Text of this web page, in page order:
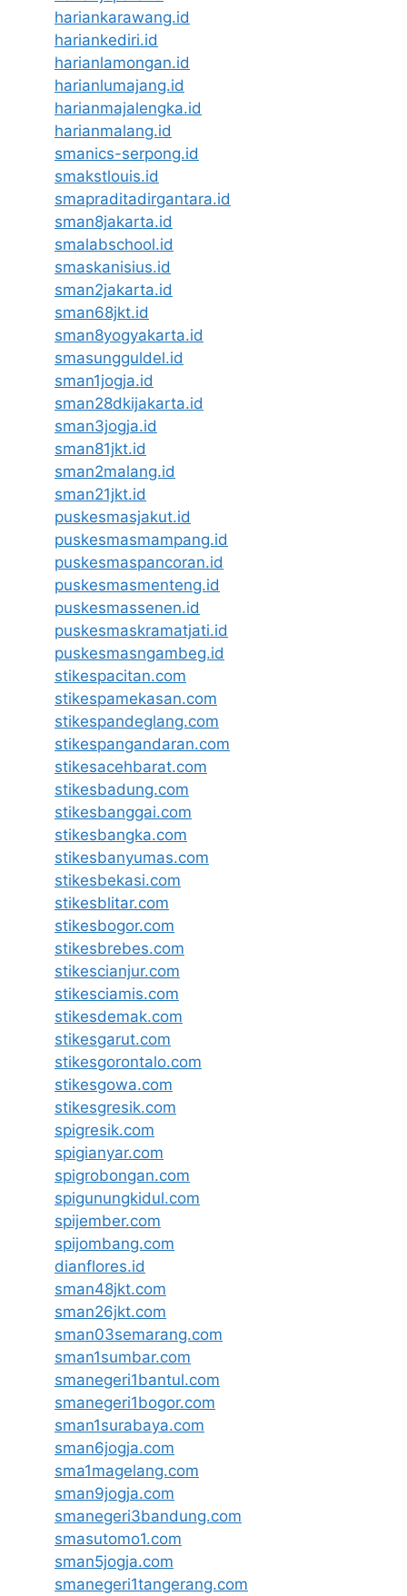
hariankarawang.id
hariankediri.id
harianlamongan.id
harianlumajang.id
harianmajalengka.id
harianmalang.id
smanics-serpong.id
smakstlouis.id
smapraditadirgantara.id
sman8jakarta.id
smalabschool.id
smaskanisius.id
sman2jakarta.id
sman68jkt.id
sman8yogyakarta.id
smasungguldel.id
sman1jogja.id
sman28dkijakarta.id
sman3jogja.id
sman81jkt.id
sman2malang.id
sman21jkt.id
puskesmasjakut.id
puskesmasmampang.id
puskesmaspancoran.id
puskesmasmenteng.id
puskesmassenen.id
puskesmaskramatjati.id
puskesmasngambeg.id
stikespacitan.com
stikespamekasan.com
stikespandeglang.com
stikespangandaran.com
stikesacehbarat.com
stikesbadung.com
stikesbanggai.com
stikesbangka.com
stikesbanyumas.com
stikesbekasi.com
stikesblitar.com
stikesbogor.com
stikesbrebes.com
stikescianjur.com
stikesciamis.com
stikesdemak.com
stikesgarut.com
stikesgorontalo.com
stikesgowa.com
stikesgresik.com
spigresik.com
spigianyar.com
spigrobongan.com
spigunungkidul.com
spijember.com
spijombang.com
dianflores.id
sman48jkt.com
sman26jkt.com
sman03semarang.com
sman1sumbar.com
smanegeri1bantul.com
smanegeri1bogor.com
sman1surabaya.com
sman6jogja.com
sma1magelang.com
sman9jogja.com
smanegeri3bandung.com
smasutomo1.com
sman5jogja.com
smanegeri1tangerang.com